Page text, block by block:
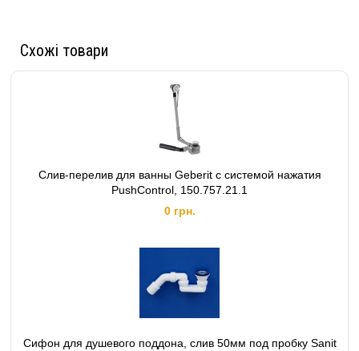
Схожі товари
Слив-перелив для ванны Geberit с системой нажатия
PushControl, 150.757.21.1
0 грн.
Сифон для душевого поддона, слив 50мм под пробку Sanit